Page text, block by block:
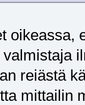
oikeassa,
valmistaja
reiästä
mittailin